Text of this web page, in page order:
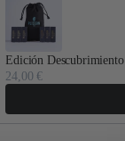
Edición Descubrimiento
24,00 €